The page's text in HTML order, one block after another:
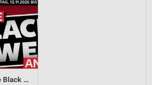
Kaufland - Pre Black Week Angebote